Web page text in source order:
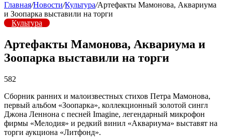
Главная/Новости/Культура/Артефакты Мамонова, Аквариума
и Зоопарка выставили на торги
Культура
Артефакты Мамонова, Аквариума и
Зоопарка выставили на торги
582
Сборник ранних и малоизвестных стихов Петра Мамонова,
первый альбом «Зоопарка», коллекционный золотой сингл
Джона Леннона с песней Imagine, легендарный микрофон
фирмы «Мелодия» и редкий винил «Аквариума» выставят на
торги аукциона «Литфонд».